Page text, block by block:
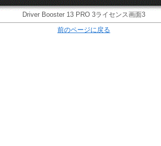
Driver Booster 13 PRO 3ライセンス画面3
前のページに戻る